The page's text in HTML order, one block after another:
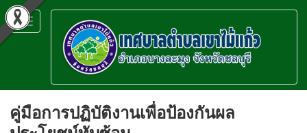
Toggle
navigation
คู่มือการปฏิบัติงานเพื่อป้องกันผล